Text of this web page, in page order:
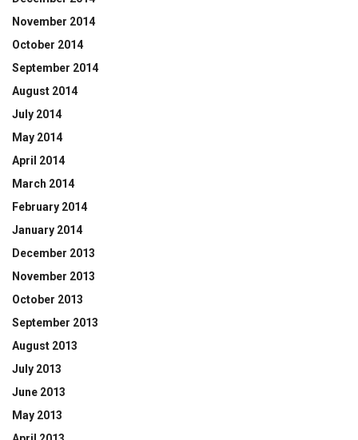
November 2014
October 2014
September 2014
August 2014
July 2014
May 2014
April 2014
March 2014
February 2014
January 2014
December 2013
November 2013
October 2013
September 2013
August 2013
July 2013
June 2013
May 2013